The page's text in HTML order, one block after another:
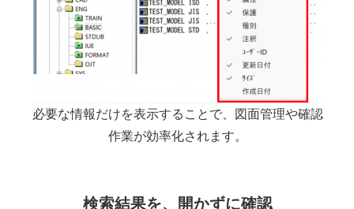
必要な情報だけを表示することで、図面管理や確認
作業が効率化されます。
検索結果を、開かずに確認